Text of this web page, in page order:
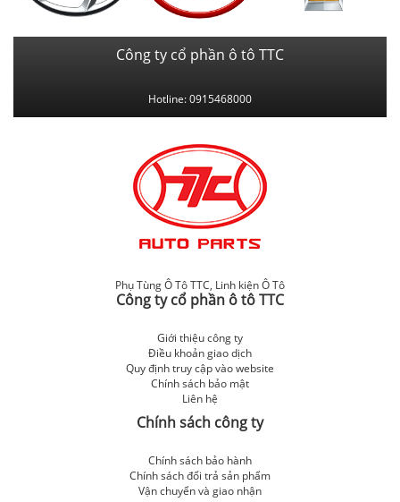
Công ty cổ phần ô tô TTC
Hotline: 0915468000
Phụ Tùng Ô Tô TTC, Linh kiện Ô Tô
Công ty cổ phần ô tô TTC
Giới thiệu công ty
Điều khoản giao dịch
Quy định truy cập vào website
Chính sách bảo mật
Liên hệ
Chính sách công ty
Chính sách bảo hành
Chính sách đổi trả sản phẩm
Vận chuyển và giao nhận